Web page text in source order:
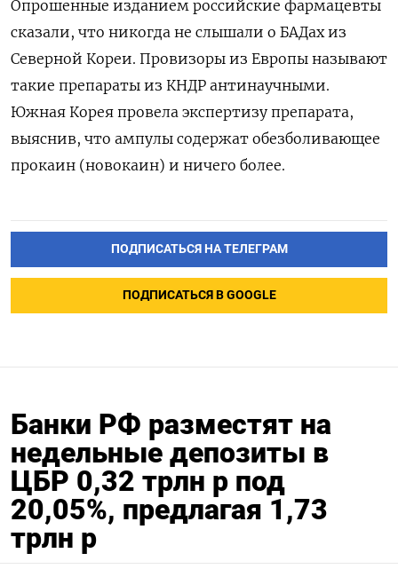
Опрошенные изданием российские фармацевты
сказали, что никогда не слышали о БАДах из
Северной Кореи. Провизоры из Европы называют
такие препараты из КНДР антинаучными.
Южная Корея провела экспертизу препарата,
выяснив, что ампулы содержат обезболивающее
прокаин (новокаин) и ничего более.
ПОДПИСАТЬСЯ НА ТЕЛЕГРАМ
ПОДПИСАТЬСЯ В GOOGLE
Банки РФ разместят на
недельные депозиты в
ЦБР 0,32 трлн р под
20,05%, предлагая 1,73
трлн р